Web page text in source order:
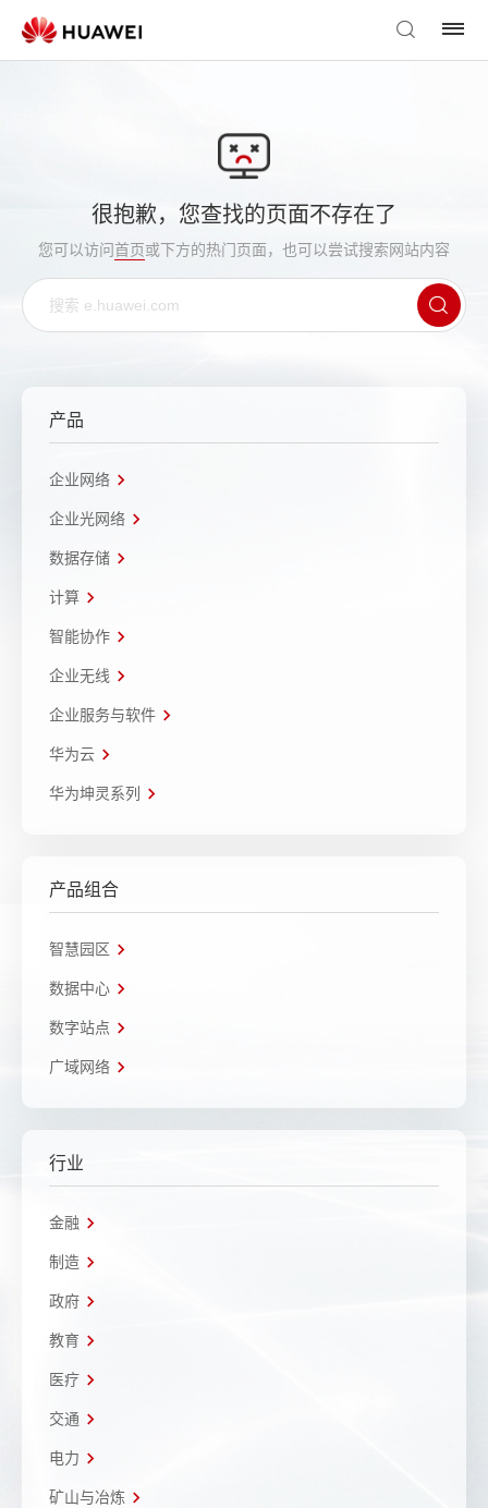
很抱歉，您查找的页面不存在了
您可以访问首页或下方的热门页面，也可以尝试搜索网站内容
产品
企业网络
企业光网络
数据存储
计算
智能协作
企业无线
企业服务与软件
华为云
华为坤灵系列
产品组合
智慧园区
数据中心
数字站点
广域网络
行业
金融
制造
政府
教育
医疗
交通
电力
矿山与冶炼